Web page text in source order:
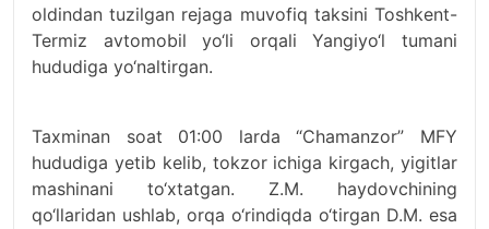
oldindan tuzilgan rejaga muvofiq taksini Toshkent-
Termiz avtomobil yo‘li orqali Yangiyo‘l tumani
hududiga yo‘naltirgan.
Taxminan soat 01:00 larda “Chamanzor” MFY
hududiga yetib kelib, tokzor ichiga kirgach, yigitlar
mashinani to‘xtatgan. Z.M. haydovchining
qo‘llaridan ushlab, orqa o‘rindiqda o‘tirgan D.M. esa